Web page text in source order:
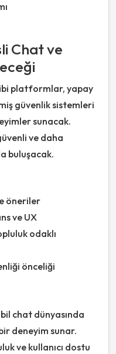
Chat ve
platformlar, yapay
güvenlik sistemleri
sunacak.
ve daha
buluşacak.
öneriler
ve UX
odaklı
önceliği
chat dünyasında
deneyim sunar.
ve kullanıcı dostu